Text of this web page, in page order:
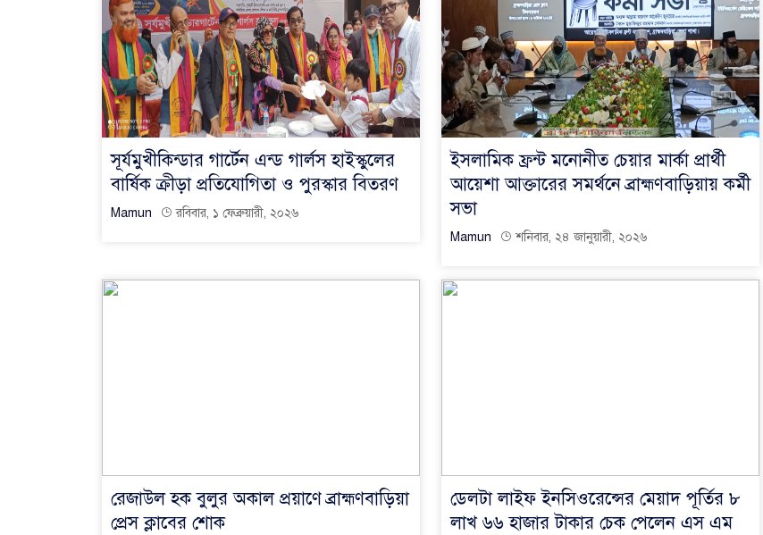
সূর্যমুখীকিন্ডার গার্টেন এন্ড গার্লস হাইস্কুলের
বার্ষিক ক্রীড়া প্রতিযোগিতা ও পুরস্কার বিতরণ
Mamun রবিবার, ১ ফেব্রুয়ারী, ২০২৬
ইসলামিক ফ্রন্ট মনোনীত চেয়ার মার্কা প্রার্থী
আয়েশা আক্তারের সমর্থনে ব্রাহ্মণবাড়িয়ায় কর্মী
সভা
Mamun শনিবার, ২৪ জানুয়ারী, ২০২৬
রেজাউল হক বুলুর অকাল প্রয়াণে ব্রাহ্মণবাড়িয়া
প্রেস ক্লাবের শোক
ডেলটা লাইফ ইনসিওরেন্সের মেয়াদ পূর্তির ৮
লাখ ৬৬ হাজার টাকার চেক পেলেন এস এম